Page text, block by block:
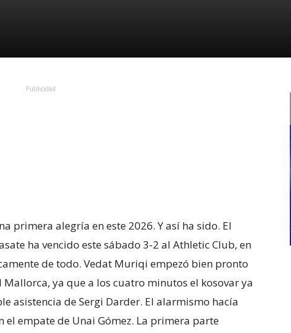
Publicidad
primera alegría en este 2026. Y así ha sido. El
ha vencido este sábado 3-2 al Athletic Club, en
de todo. Vedat Muriqi empezó bien pronto
ya que a los cuatro minutos el kosovar ya
asistencia de Sergi Darder. El alarmismo hacía
el empate de Unai Gómez. La primera parte